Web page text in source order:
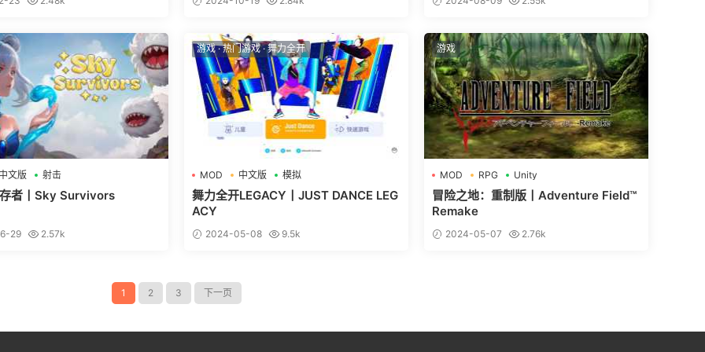
文版 射击
者丨Sky Survivors
29 2.57k
游戏·热门游戏·舞力全开
MOD 中文版 模拟
舞力全开LEGACY丨JUST DANCE LEG
ACY
2024-05-08 9.5k
游戏
MOD RPG Unity
冒险之地：重制版丨Adventure Field™
Remake
2024-05-07 2.76k
1 2 3 下一页